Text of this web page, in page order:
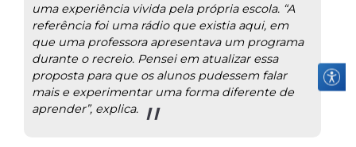
uma experiência vivida pela própria escola. “A
referência foi uma rádio que existia aqui, em
que uma professora apresentava um programa
durante o recreio. Pensei em atualizar essa
proposta para que os alunos pudessem falar
mais e experimentar uma forma diferente de
aprender”, explica.